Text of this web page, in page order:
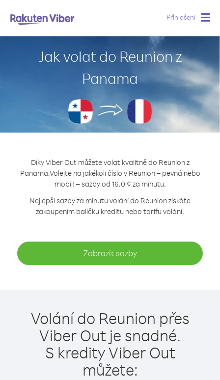
Přihlášení
Jak volat do Reunion z
Panama
Díky Viber Out můžete volat kvalitně do Reunion z
Panama.Volejte na jakékoli číslo v Reunion – pevná nebo
mobil! – sazby od 16.0 ¢ za minutu.
Nejlepší sazby za minutu volání do Reunion získáte
zakoupením balíčku kreditu nebo tarifu volání.
Zobrazit sazby
Volání do Reunion přes
Viber Out je snadné.
S kredity Viber Out
můžete: